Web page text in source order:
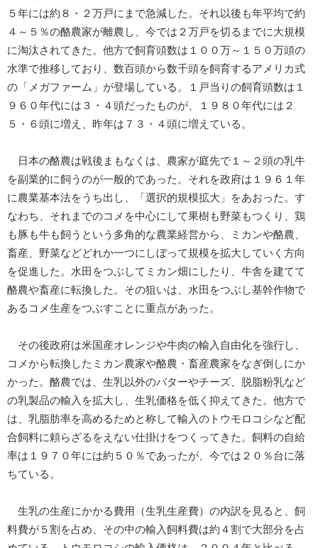
５年には約８・２万戸にまで急減した。それ以後も年平均で約
４～５％の酪農家が離農し、今では２万戸を切るまでに大規模
に淘汰されてきた。他方で飼育頭数は１００万～１５０万頭の
水準で推移しており、数百頭から数千頭を飼育するアメリカ式
の「メガファーム」が登場している。１戸当りの飼育頭数は１
９６０年代には３・４頭だったものが、１９８０年代には２
５・６頭に増え、昨年は７３・４頭に増えている。
日本の酪農は戦後まもなくは、農家が庭先で１～２頭の乳牛
を副業的に飼うのが一般的であった。それを政府は１９６１年
に農業基本法をうち出し、「選択的規模拡大」をあおった。す
なわち、それまでのコメを中心にして果樹も野菜もつくり、鶏
も豚も牛も飼うという多角的な農業経営から、ミカンや酪農、
畜産、野菜などどれか一つにしぼって規模を拡大していく方向
を促進した。水田をつぶしてミカン畑にしたり、牛舎を建てて
酪農や畜産に転換した。その狙いは、水田をつぶし基幹作物で
あるコメ生産をつぶすことに重点があった。
その後政府は米国産オレンジや牛肉の輸入自由化を強行し、
コメから転換したミカン農家や酪農・畜産農家をなぎ倒しにか
かった。酪農では、生乳以外のバターやチーズ、脱脂粉乳など
の乳製品の輸入を拡大し、生乳価格を低く抑えてきた。他方で
は、乳脂肪率を高めるためと称して輸入のトウモロコシなど配
合飼料に頼らざるをえない仕掛けをつくってきた。飼料の自給
率は１９７０年には約５０％であったが、今では２０％台に落
ちている。
生乳の生産にかかる費用（生乳生産費）の内訳を見ると、飼
料費が５割を占め、その中の輸入飼料費は約４割で大部分を占